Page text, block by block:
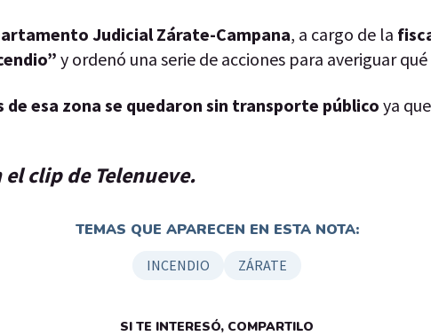
Judicial Zárate-Campana, a cargo de la
y ordenó una serie de acciones para averiguar
de esa zona se quedaron sin transporte público ya
clip de Telenueve.
TEMAS QUE APARECEN EN ESTA NOTA:
INCENDIO ZÁRATE
SI TE INTERESÓ, COMPARTILO